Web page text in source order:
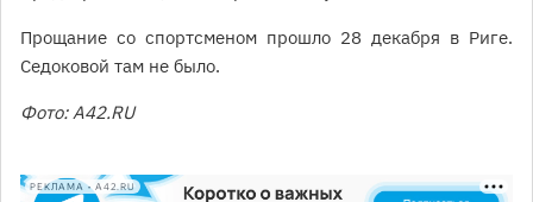
Прощание со спортсменом прошло 28 декабря в Риге.
Седоковой там не было.
Фото: А42.RU
РЕКЛАМА • A42.RU